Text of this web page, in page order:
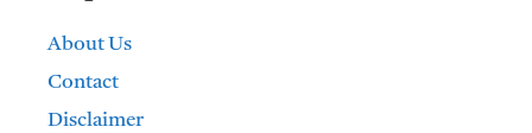
About Us
Contact
Disclaimer